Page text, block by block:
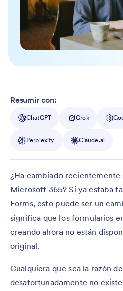
Resumir con:
ChatGPT Grok
Perplexity Claude.ai
¿Ha cambiado recientemente
Microsoft 365? Si ya estaba
Forms, esto puede ser un
significa que los formularios
creando ahora no están
original.
Cualquiera que sea la razón
desafortunadamente no